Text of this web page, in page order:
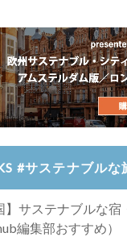
#サステナブルな
】サステナブルな宿
編集部おすすめ）